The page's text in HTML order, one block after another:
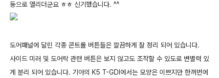
동으로 열리더군요 ㅎㅎ 신기했습니다. ^^
도어패널에 달린 각종 콘트롤 버튼들은 깔끔하게 잘 정리 되어 있습니다.
사이드 미러 및 도어락 관련 버튼은 보지 않고도 조작할 수 있도로 변별력 있
게 분리 되어 있습니다. 기아의 K5 T-GDI에서는 모양은 이쁘지만 한꺼번에